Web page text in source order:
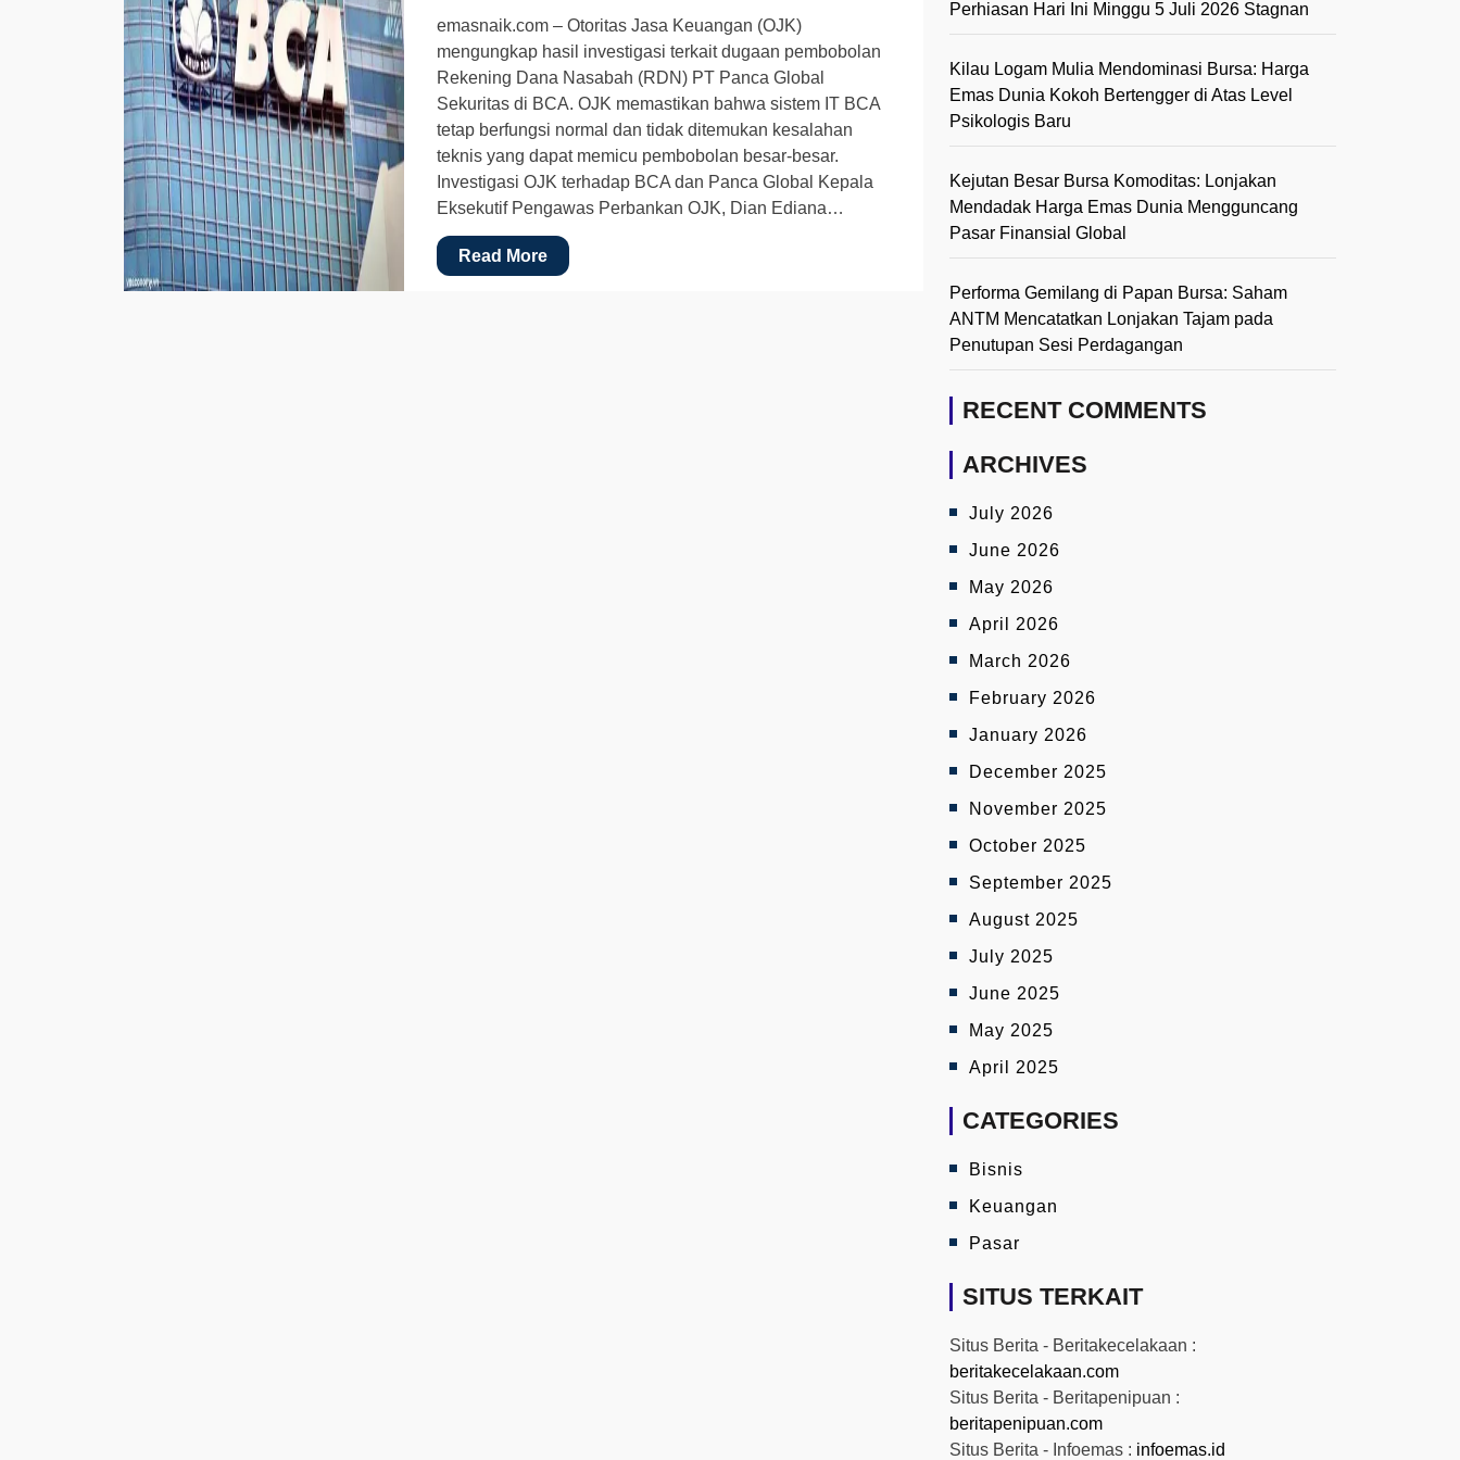
emasnaik.com – Otoritas Jasa Keuangan (OJK)
mengungkap hasil investigasi terkait dugaan pembobolan
Rekening Dana Nasabah (RDN) PT Panca Global
Sekuritas di BCA. OJK memastikan bahwa sistem IT BCA
tetap berfungsi normal dan tidak ditemukan kesalahan
teknis yang dapat memicu pembobolan besar-besar.
Investigasi OJK terhadap BCA dan Panca Global Kepala
Eksekutif Pengawas Perbankan OJK, Dian Ediana…
Read More
Perhiasan Hari Ini Minggu 5 Juli 2026 Stagnan
Kilau Logam Mulia Mendominasi Bursa: Harga
Emas Dunia Kokoh Bertengger di Atas Level
Psikologis Baru
Kejutan Besar Bursa Komoditas: Lonjakan
Mendadak Harga Emas Dunia Mengguncang
Pasar Finansial Global
Performa Gemilang di Papan Bursa: Saham
ANTM Mencatatkan Lonjakan Tajam pada
Penutupan Sesi Perdagangan
RECENT COMMENTS
ARCHIVES
July 2026
June 2026
May 2026
April 2026
March 2026
February 2026
January 2026
December 2025
November 2025
October 2025
September 2025
August 2025
July 2025
June 2025
May 2025
April 2025
CATEGORIES
Bisnis
Keuangan
Pasar
SITUS TERKAIT
Situs Berita - Beritakecelakaan :
beritakecelakaan.com
Situs Berita - Beritapenipuan :
beritapenipuan.com
Situs Berita - Infoemas : infoemas.id